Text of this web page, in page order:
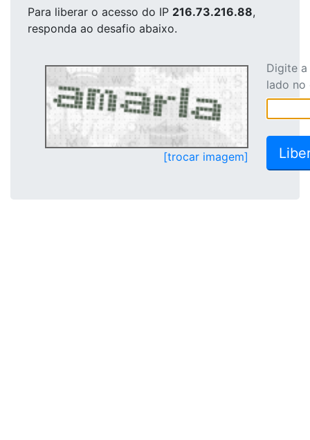
Para liberar o acesso do IP 216.73.216.88,
responda ao desafio abaixo.
[trocar imagem]
Digite
lado no